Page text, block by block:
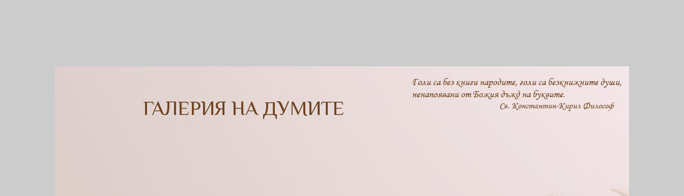
ГАЛЕРИЯ НА ДУМИТЕ
Голи са без книги народите, голи са безкнижните души,
ненапоявани от Божия дъжд на буквите.
Св. Константин-Кирил Философ